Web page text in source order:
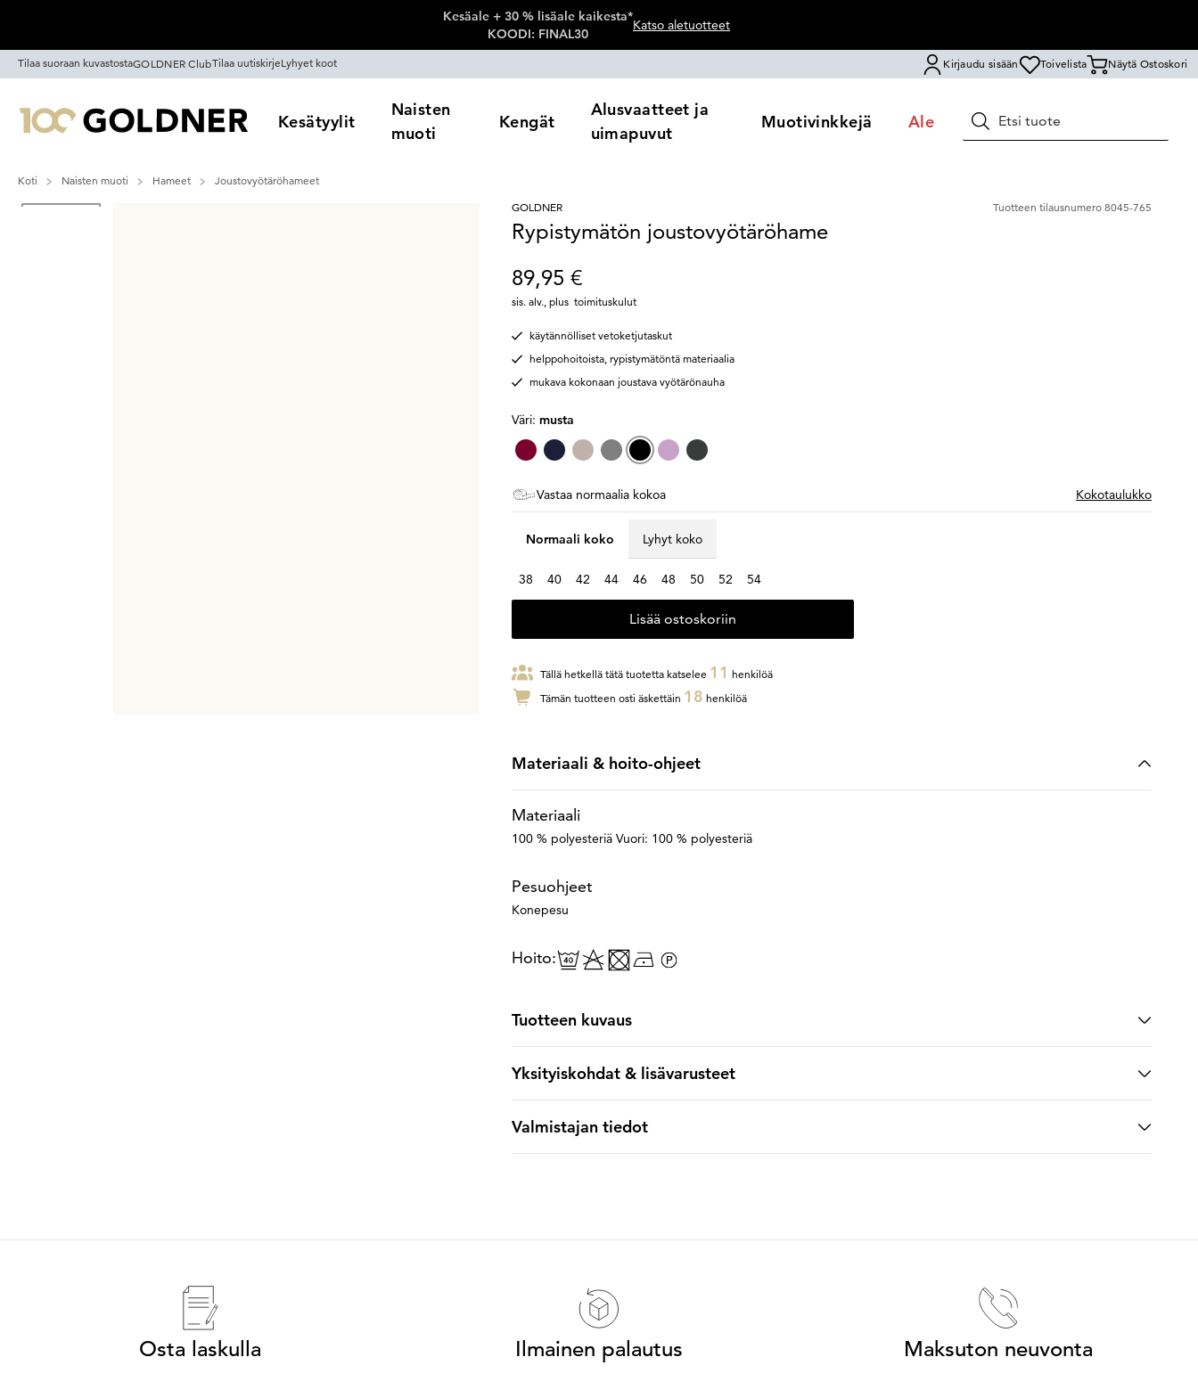
Kesäale + 30 % lisäale kaikesta*
KOODI: FINAL30
Katso aletuotteet
Tilaa suoraan kuvastostaGOLDNER ClubTilaa uutiskirjeLyhyet koot Kirjaudu sisään Toivelista Näytä Ostoskori
Kesätyylit
Naisten
muoti
Kengät
Alusvaatteet ja
uimapuvut
Muotivinkkejä Ale Hae
Koti Naisten muoti Hameet
Joustovyötäröhameet
GOLDNER
Tuotteen tilausnumero 8045-765
Rypistymätön joustovyötäröhame
89,95 €
sis. alv., plus toimituskulut
käytännölliset vetoketjutaskut
helppohoitoista, rypistymätöntä materiaalia
mukava kokonaan joustava vyötärönauha
Väri: musta
Vastaa normaalia kokoa Kokotaulukko
Normaali koko Lyhyt koko
38 40 42 44 46 48 50 52 54
Lisää ostoskoriin
Tällä hetkellä tätä tuotetta katselee 11 henkilöä
Tämän tuotteen osti äskettäin 18 henkilöä
Materiaali & hoito-ohjeet
Materiaali
100 % polyesteriä Vuori: 100 % polyesteriä
Pesuohjeet
Konepesu
Hoito:
Tuotteen kuvaus
Yksityiskohdat & lisävarusteet
Valmistajan tiedot
Osta laskulla Ilmainen palautus Maksuton neuvonta